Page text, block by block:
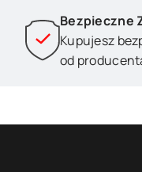
Bezpieczne
Kupujesz
od